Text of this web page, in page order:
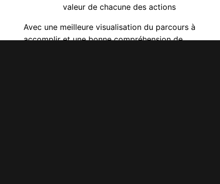
valeur de chacune des actions
Avec une meilleure visualisation du parcours à
accomplir et une bonne compréhension de